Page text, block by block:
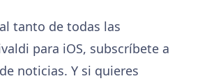
tanto de todas las
para iOS, subscríbete a
noticias. Y si quieres